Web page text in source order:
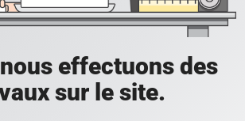
effectuons des
sur le site.